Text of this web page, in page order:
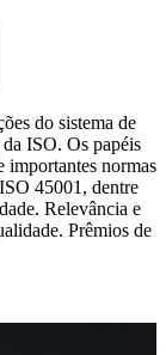
do sistema de
ISO. Os papéis
normas
45001, dentre
Relevância e
Prêmios de